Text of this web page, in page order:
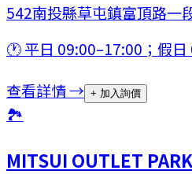
542南投縣草屯鎮富頂路一
🕐平日 09:00–17:00；假
查看詳情 → + 加入詢價
🏞
MITSUI OUTLET